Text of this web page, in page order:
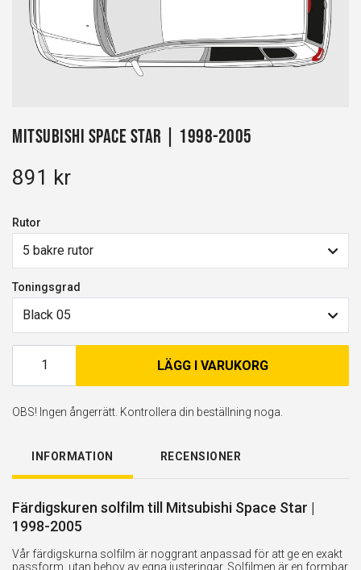
Mitsubishi Space Star | 1998-2005
891 kr
Rutor
5 bakre rutor
Toningsgrad
Black 05
LÄGG I VARUKORG
OBS! Ingen ångerrätt. Kontrollera din beställning noga.
INFORMATION RECENSIONER
Färdigskuren solfilm till Mitsubishi Space Star |
1998-2005
Vår färdigskurna solfilm är noggrant anpassad för att ge en exakt
passform, utan behov av egna justeringar. Solfilmen är en formbar